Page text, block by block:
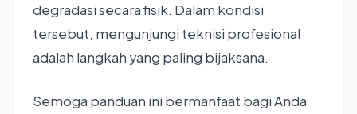
degradasi secara fisik. Dalam kondisi
tersebut, mengunjungi teknisi profesional
adalah langkah yang paling bijaksana.
Semoga panduan ini bermanfaat bagi Anda